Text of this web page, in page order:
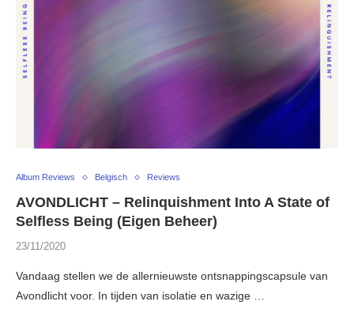
Album Reviews Belgisch Reviews
AVONDLICHT – Relinquishment Into A State of
Selfless Being (Eigen Beheer)
23/11/2020
Vandaag stellen we de allernieuwste ontsnappingscapsule van
Avondlicht voor. In tijden van isolatie en wazige …